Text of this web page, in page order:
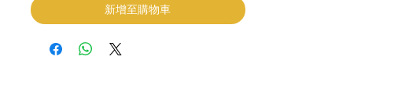
新增至購物車